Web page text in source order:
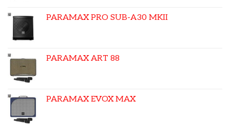
PARAMAX PRO SUB-A30 MKII
PARAMAX ART 88
PARAMAX EVOX MAX